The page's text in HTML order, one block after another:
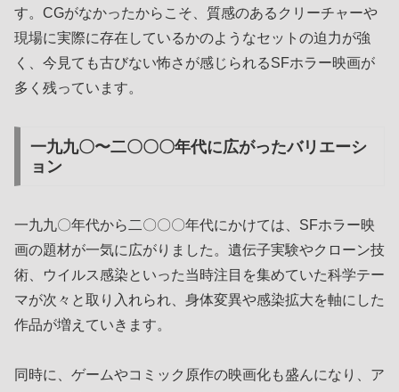
す。CGがなかったからこそ、質感のあるクリーチャーや
現場に実際に存在しているかのようなセットの迫力が強
く、今見ても古びない怖さが感じられるSFホラー映画が
多く残っています。
一九九〇〜二〇〇〇年代に広がったバリエーシ
ョン
一九九〇年代から二〇〇〇年代にかけては、SFホラー映
画の題材が一気に広がりました。遺伝子実験やクローン技
術、ウイルス感染といった当時注目を集めていた科学テー
マが次々と取り入れられ、身体変異や感染拡大を軸にした
作品が増えていきます。
同時に、ゲームやコミック原作の映画化も盛んになり、ア